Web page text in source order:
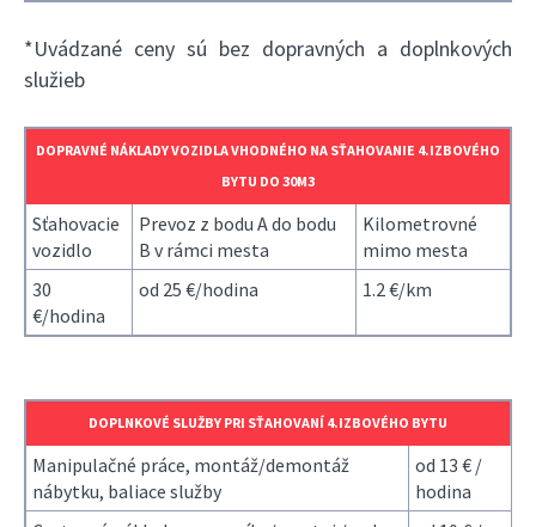
*Uvádzané ceny sú bez dopravných a doplnkových
služieb
DOPRAVNÉ NÁKLADY VOZIDLA VHODNÉHO NA SŤAHOVANIE 4.IZBOVÉHO
BYTU DO 30M3
Sťahovacie
vozidlo
Prevoz z bodu A do bodu
B v rámci mesta
Kilometrovné
mimo mesta
30
€/hodina
od 25 €/hodina 1.2 €/km
DOPLNKOVÉ SLUŽBY PRI SŤAHOVANÍ 4.IZBOVÉHO BYTU
Manipulačné práce, montáž/demontáž
nábytku, baliace služby
od 13 € /
hodina